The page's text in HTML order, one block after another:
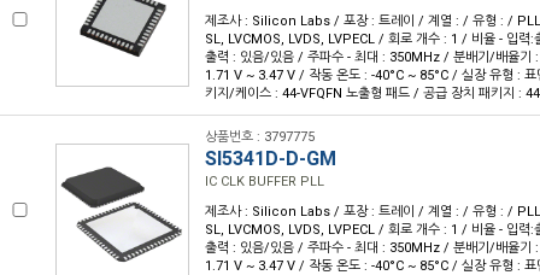
제조사 : Silicon Labs / 포장 : 트레이 / 계열 : / 유형 : /
SL, LVCMOS, LVDS, LVPECL / 회로 개수 : 1 / 비율 - 입력:
출력 : 있음/있음 / 주파수 - 최대 : 350MHz / 분배기/배율기
1.71 V ~ 3.47 V / 작동 온도 : -40°C ~ 85°C / 실장 유형 :
키지/케이스 : 44-VFQFN 노출형 패드 / 공급 장치 패키지 :
상품번호 : 3797775
SI5341D-D-GM
IC CLK BUFFER PLL
제조사 : Silicon Labs / 포장 : 트레이 / 계열 : / 유형 : /
SL, LVCMOS, LVDS, LVPECL / 회로 개수 : 1 / 비율 - 입력:
출력 : 있음/있음 / 주파수 - 최대 : 350MHz / 분배기/배율기
1.71 V ~ 3.47 V / 작동 온도 : -40°C ~ 85°C / 실장 유형 :